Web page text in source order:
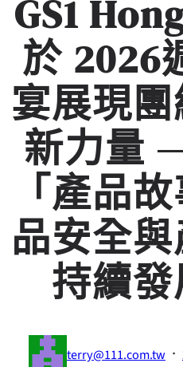
GS1
於 2026
宴展現
新力量
「產品
品安全
持續發
terry@111.com.tw ·